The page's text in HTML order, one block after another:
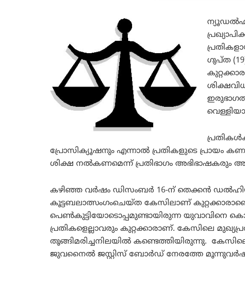
ഗുപ്ത
പ്രോസിക്യൂഷനും എന്നാല്‍ പ്രതികളുടെ പ്രായം
ശിക്ഷ നല്‍കണമെന്ന് പ്രതിഭാഗം അഭിഭാഷകരും
കഴിഞ്ഞ വര്‍ഷം ഡിസംബര്‍ 16-ന് തെക്കന്‍
കൂട്ടബലാത്സംഗംചെയ്ത കേസിലാണ്
പെണ്‍കുട്ടിയോടൊപ്പമുണ്ടായിരുന്ന യുവാവിനെ
പ്രതികളെല്ലാവരും കുറ്റക്കാരാണ്. കേസിലെ
തൂങ്ങിമരിച്ചനിലയില്‍ കണ്ടെത്തിയിരുന്നു.
ജുവനൈല്‍ ജസ്റ്റിസ് ബോര്‍ഡ് നേരത്തേ മൂന്നുവര്‍ഷം